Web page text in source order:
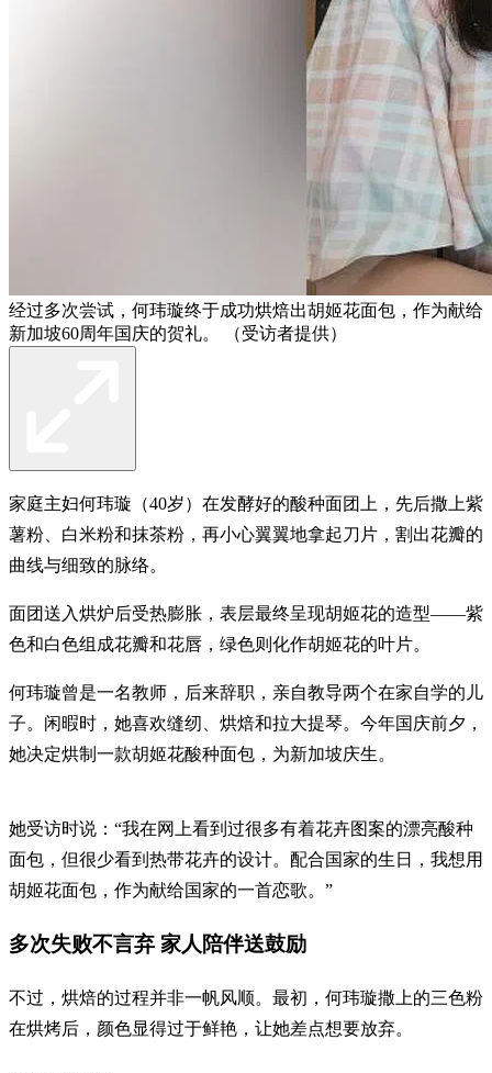
经过多次尝试，何玮璇终于成功烘焙出胡姬花面包，作为献给
新加坡60周年国庆的贺礼。 （受访者提供）
家庭主妇何玮璇（40岁）在发酵好的酸种面团上，先后撒上紫
薯粉、白米粉和抹茶粉，再小心翼翼地拿起刀片，割出花瓣的
曲线与细致的脉络。
面团送入烘炉后受热膨胀，表层最终呈现胡姬花的造型——紫
色和白色组成花瓣和花唇，绿色则化作胡姬花的叶片。
何玮璇曾是一名教师，后来辞职，亲自教导两个在家自学的儿
子。闲暇时，她喜欢缝纫、烘焙和拉大提琴。今年国庆前夕，
她决定烘制一款胡姬花酸种面包，为新加坡庆生。
她受访时说：“我在网上看到过很多有着花卉图案的漂亮酸种
面包，但很少看到热带花卉的设计。配合国家的生日，我想用
胡姬花面包，作为献给国家的一首恋歌。”
多次失败不言弃 家人陪伴送鼓励
不过，烘焙的过程并非一帆风顺。最初，何玮璇撒上的三色粉
在烘烤后，颜色显得过于鲜艳，让她差点想要放弃。